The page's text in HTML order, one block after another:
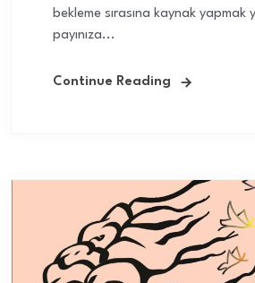
bekleme sırasına kaynak yapmak
payınıza...
Continue Reading